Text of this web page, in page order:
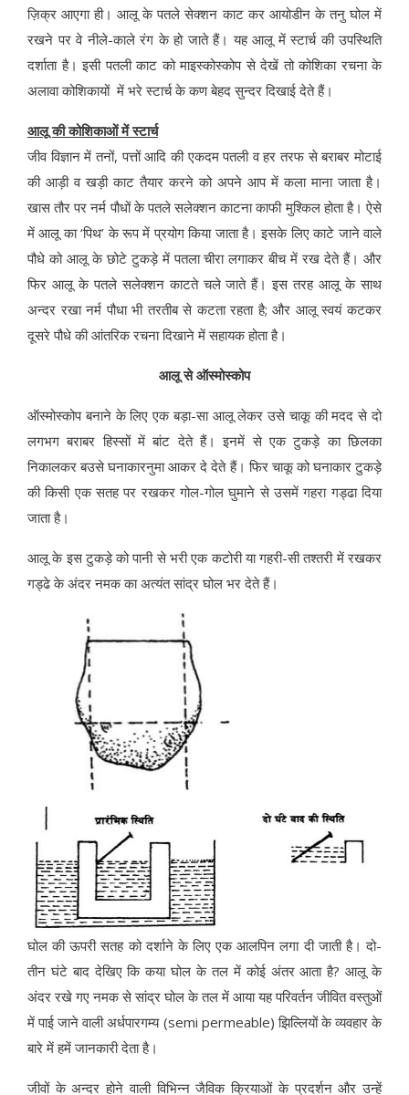
ज़िक्र आएगा ही। आलू के पतले सेक्शन काट कर आयोडीन के तनु घोल में
रखने पर वे नीले-काले रंग के हो जाते हैं। यह आलू में स्टार्च की उपस्थिति
दर्शाता है। इसी पतली काट को माइस्कोस्कोप से देखें तो कोशिका रचना के
अलावा कोशिकायों में भरे स्टार्च के कण बेहद सुन्दर दिखाई देते हैं।
आलू की कोशिकाओं में स्टार्च
जीव विज्ञान में तनों, पत्तों आदि की एकदम पतली व हर तरफ से बराबर मोटाई
की आड़ी व खड़ी काट तैयार करने को अपने आप में कला माना जाता है।
खास तौर पर नर्म पौधों के पतले सलेक्शन काटना काफी मुश्किल होता है। ऐसे
में आलू का ‘पिथ’ के रूप में प्रयोग किया जाता है। इसके लिए काटे जाने वाले
पौधे को आलू के छोटे टुकड़े में पतला चीरा लगाकर बीच में रख देते हैं। और
फिर आलू के पतले सलेक्शन काटते चले जाते हैं। इस तरह आलू के साथ
अन्दर रखा नर्म पौधा भी तरतीब से कटता रहता है; और आलू स्वयं कटकर
दूसरे पौधे की आंतरिक रचना दिखाने में सहायक होता है।
आलू से ऑस्मोस्कोप
ऑस्मोस्कोप बनाने के लिए एक बड़ा-सा आलू लेकर उसे चाकू की मदद से दो
लगभग बराबर हिस्सों में बांट देते हैं। इनमें से एक टुकड़े का छिलका
निकालकर बउसे घनाकारनुमा आकर दे देते हैं। फिर चाकू को घनाकार टुकड़े
की किसी एक सतह पर रखकर गोल-गोल घुमाने से उसमें गहरा गड्ढा दिया
जाता है।
आलू के इस टुकड़े को पानी से भरी एक कटोरी या गहरी-सी तश्तरी में रखकर
गड्ढे के अंदर नमक का अत्यंत सांद्र घोल भर देते हैं।
घोल की ऊपरी सतह को दर्शाने के लिए एक आलपिन लगा दी जाती है। दो-
तीन घंटे बाद देखिए कि कया घोल के तल में कोई अंतर आता है? आलू के
अंदर रखे गए नमक से सांद्र घोल के तल में आया यह परिवर्तन जीवित वस्तुओं
में पाई जाने वाली अर्धपारगम्य (semi permeable) झिल्लियों के व्यवहार के
बारे में हमें जानकारी देता है।
जीवों के अन्दर होने वाली विभिन्न जैविक क्रियाओं के प्रदर्शन और उन्हें